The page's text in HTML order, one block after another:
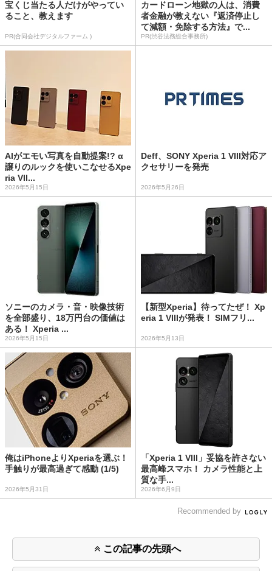
宝くじ当たる人だけがやってい
ること、教えます
PR(合同会社デジタルファーム )
カードローン地獄の人は、消費
者金融が教えない『返済停止し
て減額・免除する方法』で...
PR(渋谷法務総合事務所)
AIがエモい写真を自動提案!? α
譲りのルックを使いこなせるXpe
ria VII...
2026年5月15日
Deff、SONY Xperia 1 VIII対応ア
クセサリーを発売
2026年5月26日
ソニーのカメラ・音・映像技術
を全部盛り、18万円台の価値は
ある！ Xperia ...
2026年5月15日
【新型Xperia】待ってたぜ！ Xp
eria 1 VIIIが発表！ SIMフリ...
2026年5月13日
俺はiPhoneよりXperiaを選ぶ！
手触りが最高過ぎて感動 (1/5)
2026年5月31日
「Xperia 1 VIII」妥協を許さない
最高峰スマホ！ カメラ性能と上
質な手...
2026年6月9日
Recommended by
この記事の先頭へ